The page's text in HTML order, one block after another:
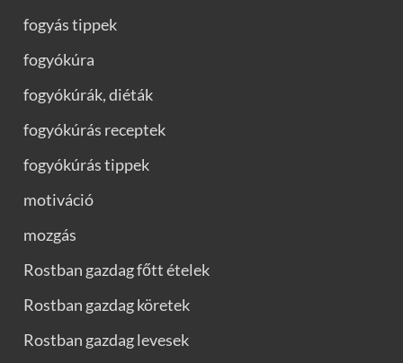
fogyás tippek
fogyókúra
fogyókúrák, diéták
fogyókúrás receptek
fogyókúrás tippek
motiváció
mozgás
Rostban gazdag főtt ételek
Rostban gazdag köretek
Rostban gazdag levesek